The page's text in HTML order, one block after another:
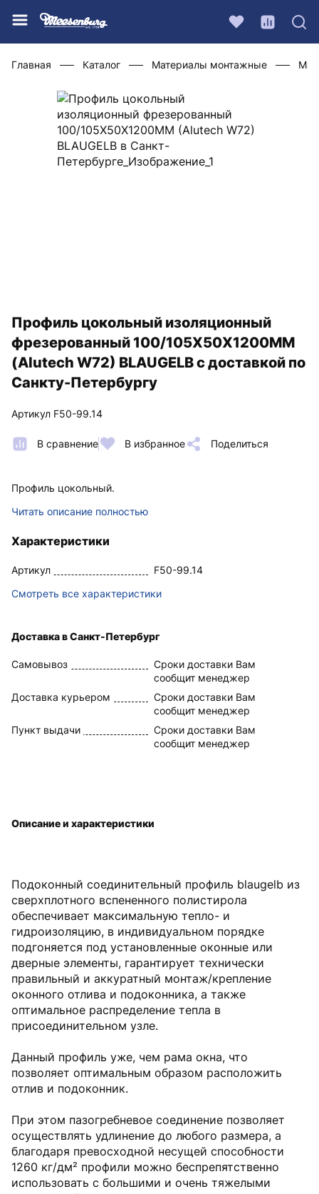
Главная Каталог Материалы монтажные
Профиль цокольный изоляционный
фрезерованный 100/105X50X1200MM
(Alutech W72) BLAUGELB с доставкой по
Санкту-Петербургу
Артикул F50-99.14
В сравнение В избранное Поделиться
Профиль цокольный.
Читать описание полностью
Характеристики
Артикул
F50-99.14
Смотреть все характеристики
Доставка в Санкт-Петербург
Самовывоз
Сроки доставки Вам
сообщит менеджер
Доставка курьером
Сроки доставки Вам
сообщит менеджер
Пункт выдачи
Сроки доставки Вам
сообщит менеджер
Подоконный соединительный профиль blaugelb из
сверхплотного вспененного полистирола
обеспечивает максимальную тепло- и
гидроизоляцию, в индивидуальном порядке
подгоняется под установленные оконные или
дверные элементы, гарантирует технически
правильный и аккуратный монтаж/крепление
оконного отлива и подоконника, а также
оптимальное распределение тепла в
присоединительном узле.
Данный профиль уже, чем рама окна, что
позволяет оптимальным образом расположить
отлив и подоконник.
При этом пазогребневое соединение позволяет
осуществлять удлинение до любого размера, а
благодаря превосходной несущей способности
1260 кг/дм² профили можно беспрепятственно
использовать с большими и очень тяжелыми
Описание и характеристики